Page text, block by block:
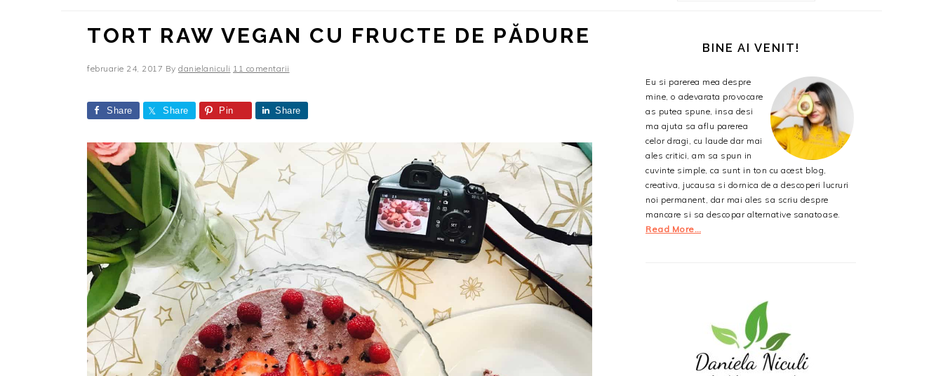
TORT RAW VEGAN CU FRUCTE DE PĂDURE
februarie 24, 2017 By danielaniculi 11 comentarii
Share Share Pin Share
PRINCIPALĂBINE AI VENIT!
Eu si parerea mea despre
mine, o adevarata provocare
as putea spune, insa desi
ma ajuta sa aflu parerea
celor dragi, cu laude dar mai
ales critici, am sa spun in
cuvinte simple, ca sunt in ton cu acest blog,
creativa, jucausa si dornica de a descoperi lucruri
noi permanent, dar mai ales sa scriu despre
mancare si sa descopar alternative sanatoase.
Read More…